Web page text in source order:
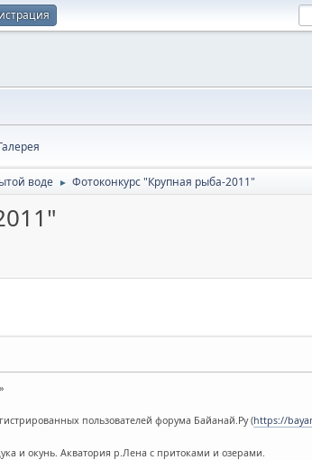
воде ► Фотоконкурс "Крупная рыба-2011"
»
пользователей форума Байанай.Ру (https://
и окунь. Акватория р.Лена с притоками и озерами.